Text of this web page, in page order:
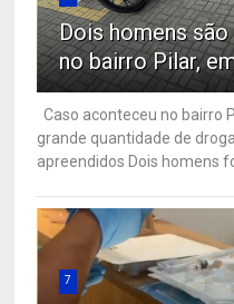
Dois homens
no bairro Pilar,
Caso aconteceu no bairro
grande quantidade de
apreendidos Dois homens
7